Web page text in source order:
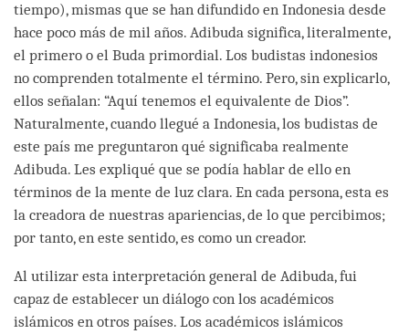
tiempo), mismas que se han difundido en Indonesia desde
hace poco más de mil años. Adibuda significa, literalmente,
el primero o el Buda primordial. Los budistas indonesios
no comprenden totalmente el término. Pero, sin explicarlo,
ellos señalan: “Aquí tenemos el equivalente de Dios”.
Naturalmente, cuando llegué a Indonesia, los budistas de
este país me preguntaron qué significaba realmente
Adibuda. Les expliqué que se podía hablar de ello en
términos de la mente de luz clara. En cada persona, esta es
la creadora de nuestras apariencias, de lo que percibimos;
por tanto, en este sentido, es como un creador.
Al utilizar esta interpretación general de Adibuda, fui
capaz de establecer un diálogo con los académicos
islámicos en otros países. Los académicos islámicos